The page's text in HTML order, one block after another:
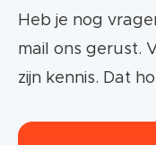
Heb je nog
mail ons gerust.
zijn kennis. Dat